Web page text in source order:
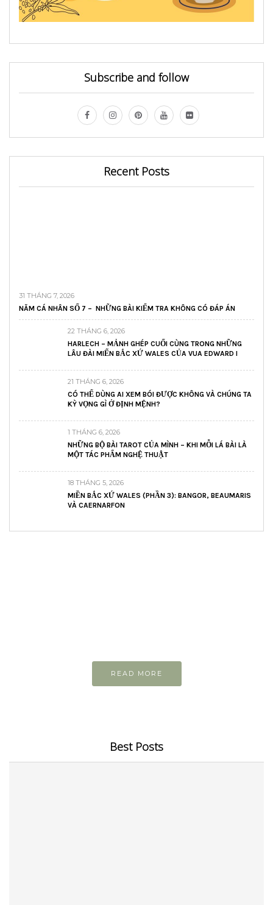
Subscribe and follow
Recent Posts
31 THÁNG 7, 2026
NĂM CÁ NHÂN SỐ 7 – NHỮNG BÀI KIỂM TRA KHÔNG CÓ ĐÁP ÁN
22 THÁNG 6, 2026
HARLECH – MẢNH GHÉP CUỐI CÙNG TRONG NHỮNG
LÂU ĐÀI MIẾN BẮC XỨ WALES CỦA VUA EDWARD I
21 THÁNG 6, 2026
CÓ THỂ DÙNG AI XEM BÓI ĐƯỢC KHÔNG VÀ CHÚNG TA
KỲ VỌNG GÌ Ở ĐỊNH MỆNH?
1 THÁNG 6, 2026
NHỮNG BỘ BÀI TAROT CỦA MÌNH – KHI MỖI LÁ BÀI LÀ
MỘT TÁC PHẨM NGHỆ THUẬT
18 THÁNG 5, 2026
MIỀN BẮC XỨ WALES (PHẦN 3): BANGOR, BEAUMARIS
VÀ CAERNARFON
READ MORE
Best Posts